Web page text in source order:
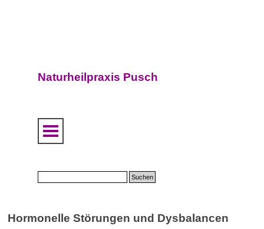
Suchen
Naturheilpraxis Pusch
Hormonelle Störungen und Dysbalancen